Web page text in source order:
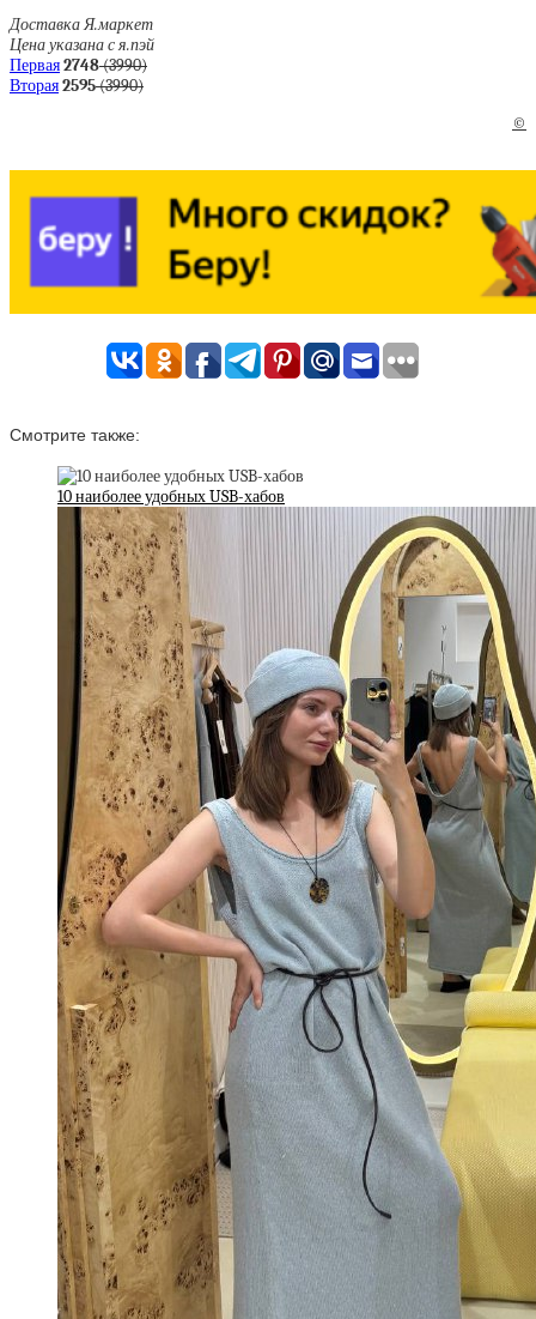
Доставка Я.маркет
Цена указана с я.пэй
Первая2748(3990)
Вторая2595(3990)
©
Смотрите также:
10 наиболее удобных USB-хабов